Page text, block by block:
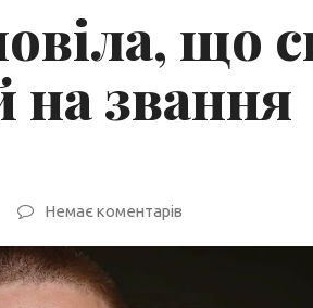
що
на звання
Немає коментарів